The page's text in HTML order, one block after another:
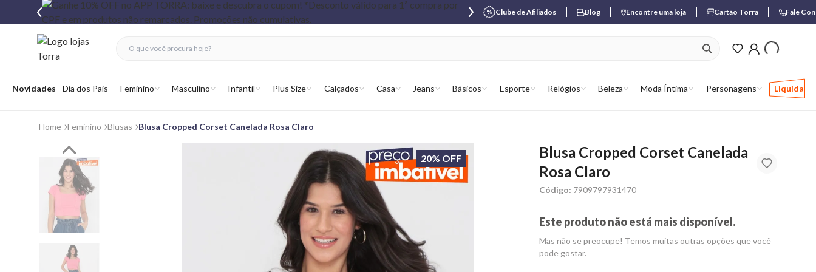
Clube de Afiliados Blog Encontre uma loja Cartão Torra Fale
Abrir menu
Novidades Dia dos Pais Feminino Masculino Infantil Plus Size Calçados Casa Jeans Básicos Esporte Relógios Beleza Moda Íntima Personagens Liquida
ver produtos
fechar menu
fechar menu
favoritos
Home Feminino Blusas Blusa Cropped Corset Canelada Rosa Claro
20% OFF
Blusa Cropped Corset Canelada
Rosa Claro
Código: 7909797931470
Este produto não está mais disponível.
Mas não se preocupe! Temos muitas outras opções que você
pode gostar.